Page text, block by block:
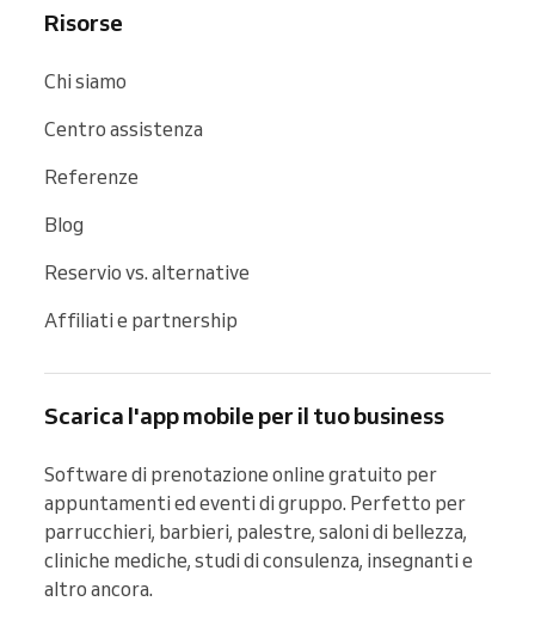
Risorse
Chi siamo
Centro assistenza
Referenze
Blog
Reservio vs. alternative
Affiliati e partnership
Scarica l'app mobile per il tuo business
Software di prenotazione online gratuito per
appuntamenti ed eventi di gruppo. Perfetto per
parrucchieri, barbieri, palestre, saloni di bellezza,
cliniche mediche, studi di consulenza, insegnanti e
altro ancora.